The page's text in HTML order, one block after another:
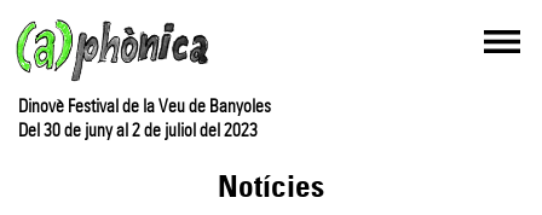
Dinovè Festival de la Veu de Banyoles
Del 30 de juny al 2 de juliol del 2023
Notícies